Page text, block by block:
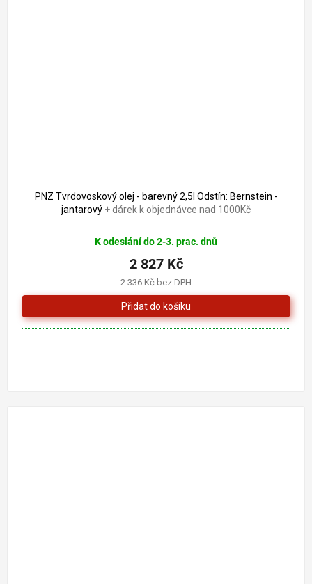
PNZ Tvrdovoskový olej - barevný 2,5l Odstín: Bernstein -
jantarový + dárek k objednávce nad 1000Kč
K odeslání do 2-3. prac. dnů
2 336 Kč bez DPH
2 827 Kč